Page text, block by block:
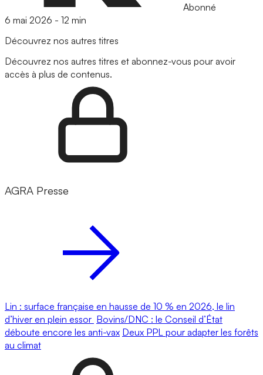
Abonné
6 mai 2026 - 12 min
Découvrez nos autres titres
Découvrez nos autres titres et abonnez-vous pour avoir
accès à plus de contenus.
AGRA Presse
Lin : surface française en hausse de 10 % en 2026, le lin
d’hiver en plein essor Bovins/DNC : le Conseil d’État
déboute encore les anti-vax Deux PPL pour adapter les forêts
au climat